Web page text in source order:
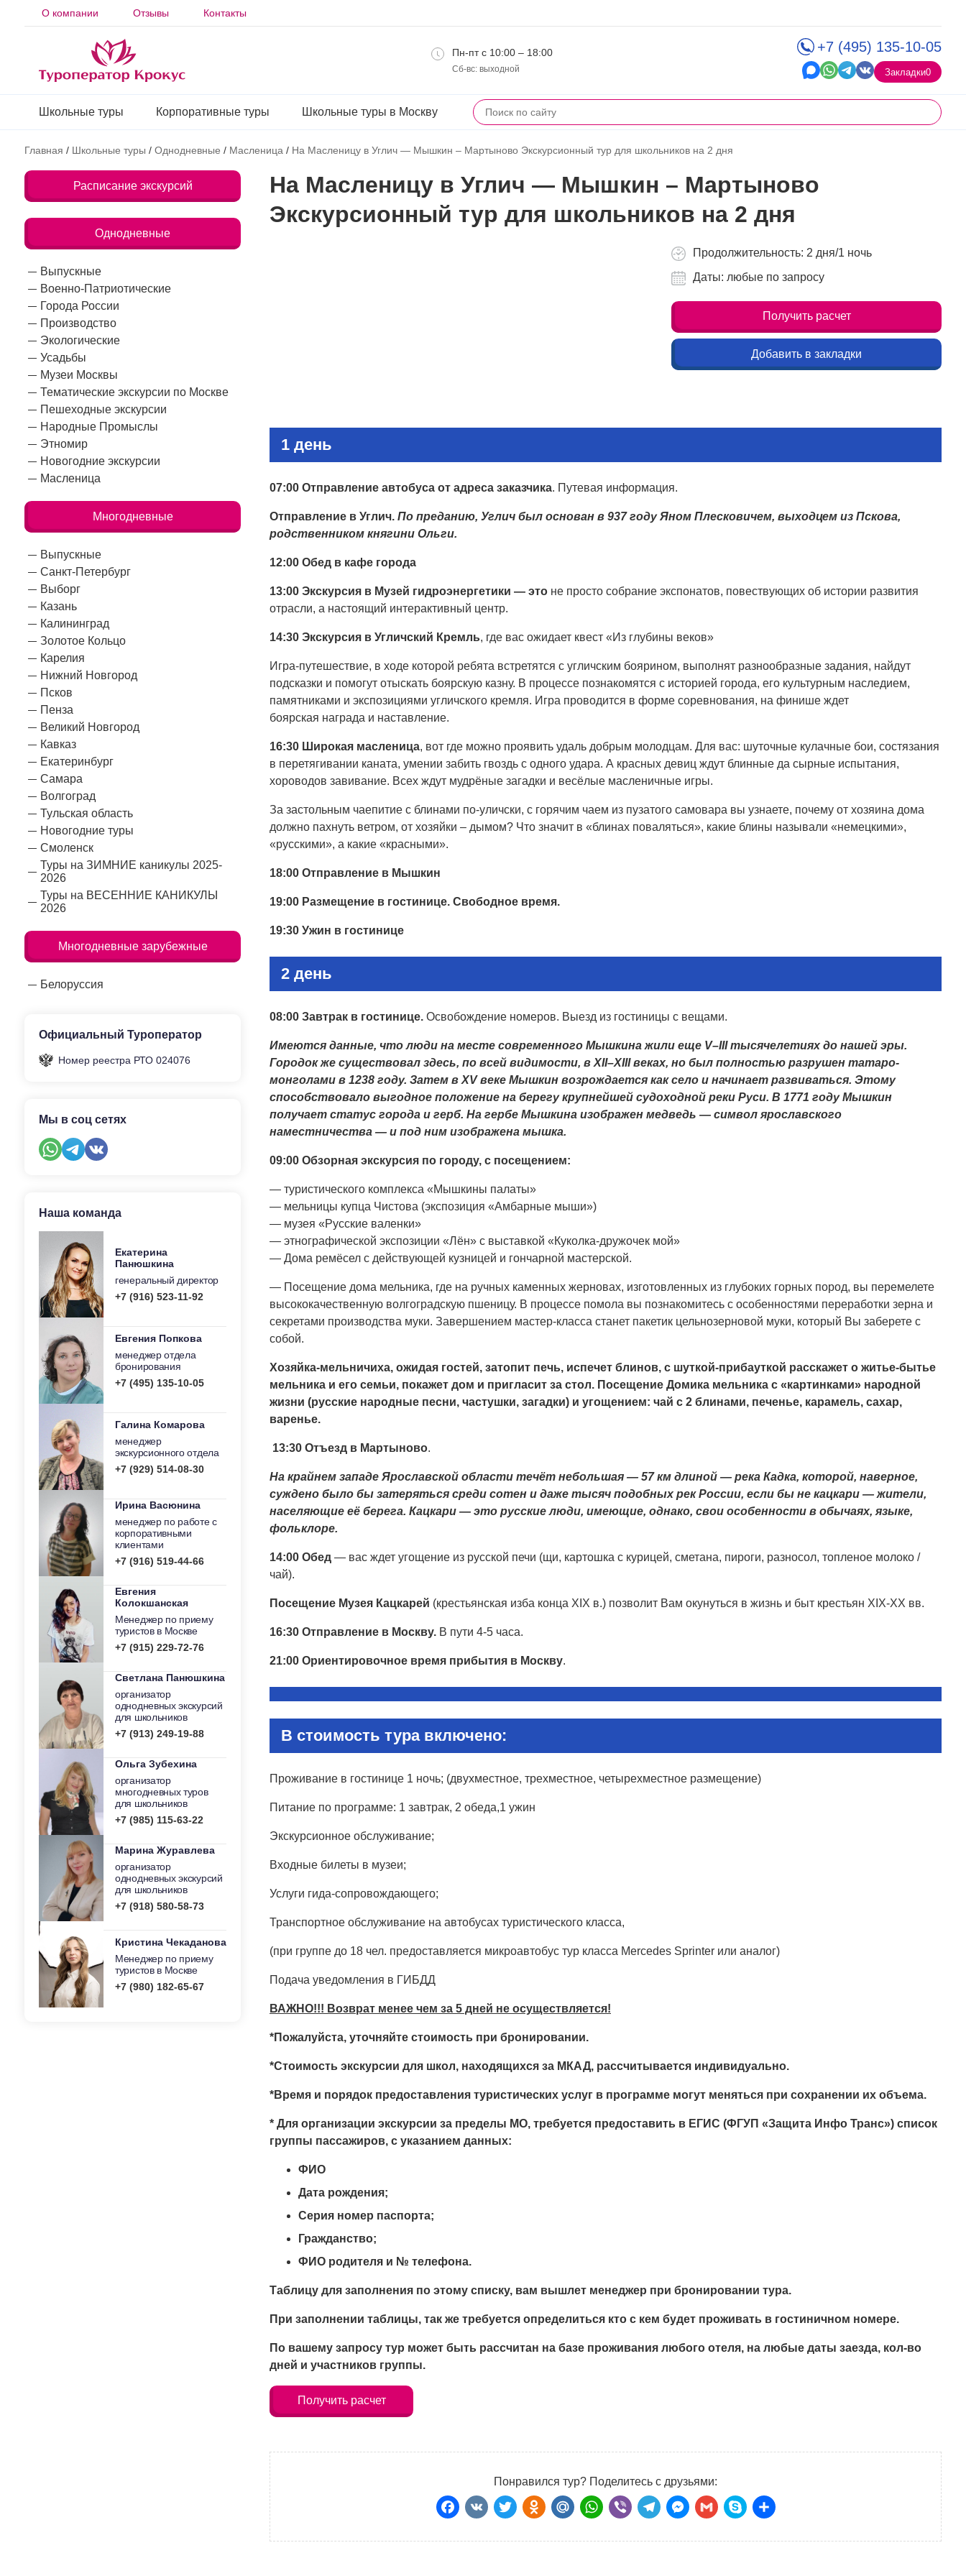
О компании Отзывы Контакты
Пн-пт с 10:00 – 18:00
Сб-вс: выходной
+7 (495) 135-10-05
Закладки0
Школьные туры Корпоративные туры Школьные туры в Москву
Главная / Школьные туры / Однодневные / Масленица / На Масленицу в Углич — Мышкин – Мартыново Экскурсионный тур для школьников на 2 дня
Расписание экскурсий
Однодневные
Выпускные
Военно-Патриотические
Города России
Производство
Экологические
Усадьбы
Музеи Москвы
Тематические экскурсии по Москве
Пешеходные экскурсии
Народные Промыслы
Этномир
Новогодние экскурсии
Масленица
Многодневные
Выпускные
Санкт-Петербург
Выборг
Казань
Калининград
Золотое Кольцо
Карелия
Нижний Новгород
Псков
Пенза
Великий Новгород
Кавказ
Екатеринбург
Самара
Волгоград
Тульская область
Новогодние туры
Смоленск
Туры на ЗИМНИЕ каникулы 2025-
2026
Туры на ВЕСЕННИЕ КАНИКУЛЫ
2026
Многодневные зарубежные
Белоруссия
Официальный Туроператор
Номер реестра РТО 024076
Мы в соц сетях
Наша команда
Екатерина
Панюшкина
генеральный директор
+7 (916) 523-11-92
Евгения Попкова
менеджер отдела
бронирования
+7 (495) 135-10-05
Галина Комарова
менеджер
экскурсионного отдела
+7 (929) 514-08-30
Ирина Васюнина
менеджер по работе с
корпоративными
клиентами
+7 (916) 519-44-66
Евгения
Колокшанская
Менеджер по приему
туристов в Москве
+7 (915) 229-72-76
Светлана Панюшкина
организатор
однодневных экскурсий
для школьников
+7 (913) 249-19-88
Ольга Зубехина
организатор
многодневных туров
для школьников
+7 (985) 115-63-22
Марина Журавлева
организатор
однодневных экскурсий
для школьников
+7 (918) 580-58-73
Кристина Чекаданова
Менеджер по приему
туристов в Москве
+7 (980) 182-65-67
На Масленицу в Углич — Мышкин – Мартыново
Экскурсионный тур для школьников на 2 дня
Продолжительность: 2 дня/1 ночь
Даты: любые по запросу
Получить расчет
Добавить в закладки
1 день
07:00 Отправление автобуса от адреса заказчика. Путевая информация.
Отправление в Углич. По преданию, Углич был основан в 937 году Яном Плесковичем, выходцем из Пскова,
родственником княгини Ольги.
12:00 Обед в кафе города
13:00 Экскурсия в Музей гидроэнергетики — это не просто собрание экспонатов, повествующих об истории развития
отрасли, а настоящий интерактивный центр.
14:30 Экскурсия в Угличский Кремль, где вас ожидает квест «Из глубины веков»
Игра-путешествие, в ходе которой ребята встретятся с угличским боярином, выполнят разнообразные задания, найдут
подсказки и помогут отыскать боярскую казну. В процессе познакомятся с историей города, его культурным наследием,
памятниками и экспозициями угличского кремля. Игра проводится в форме соревнования, на финише ждет
боярская награда и наставление.
16:30 Широкая масленица, вот где можно проявить удаль добрым молодцам. Для вас: шуточные кулачные бои, состязания
в перетягивании каната, умении забить гвоздь с одного удара. А красных девиц ждут блинные да сырные испытания,
хороводов завивание. Всех ждут мудрёные загадки и весёлые масленичные игры.
За застольным чаепитие с блинами по-уличски, с горячим чаем из пузатого самовара вы узнаете, почему от хозяина дома
должно пахнуть ветром, от хозяйки – дымом? Что значит в «блинах поваляться», какие блины называли «немецкими»,
«русскими», а какие «красными».
18:00 Отправление в Мышкин
19:00 Размещение в гостинице. Свободное время.
19:30 Ужин в гостинице
2 день
08:00 Завтрак в гостинице. Освобождение номеров. Выезд из гостиницы с вещами.
Имеются данные, что люди на месте современного Мышкина жили еще V–III тысячелетиях до нашей эры.
Городок же существовал здесь, по всей видимости, в XII–XIII веках, но был полностью разрушен татаро-
монголами в 1238 году. Затем в XV веке Мышкин возрождается как село и начинает развиваться. Этому
способствовало выгодное положение на берегу крупнейшей судоходной реки Руси. В 1771 году Мышкин
получает статус города и герб. На гербе Мышкина изображен медведь — символ ярославского
наместничества — и под ним изображена мышка.
09:00 Обзорная экскурсия по городу, с посещением:
— туристичеcкого комплекса «Мышкины палаты»
— мельницы купца Чистова (экспозиция «Амбарные мыши»)
— музея «Русские валенки»
— этнографической экспозиции «Лён» с выставкой «Куколка-дружочек мой»
— Дома ремёсел с действующей кузницей и гончарной мастерской.
— Посещение дома мельника, где на ручных каменных жерновах, изготовленных из глубоких горных пород, вы перемелете
высококачественную волгоградскую пшеницу. В процессе помола вы познакомитесь с особенностями переработки зерна и
секретами производства муки. Завершением мастер-класса станет пакетик цельнозерновой муки, который Вы заберете с
собой.
Хозяйка-мельничиха, ожидая гостей, затопит печь, испечет блинов, с шуткой-прибауткой расскажет о житье-бытье
мельника и его семьи, покажет дом и пригласит за стол. Посещение Домика мельника с «картинками» народной
жизни (русские народные песни, частушки, загадки) и угощением: чай с 2 блинами, печенье, карамель, сахар,
варенье.
13:30 Отъезд в Мартыново.
На крайнем западе Ярославской области течёт небольшая — 57 км длиной — река Кадка, которой, наверное,
суждено было бы затеряться среди сотен и даже тысяч подобных рек России, если бы не кацкари — жители,
населяющие её берега. Кацкари — это русские люди, имеющие, однако, свои особенности в обычаях, языке,
фольклоре.
14:00 Обед — вас ждет угощение из русской печи (щи, картошка с курицей, сметана, пироги, разносол, топленое молоко /
чай).
Посещение Музея Кацкарей (крестьянская изба конца ХIХ в.) позволит Вам окунуться в жизнь и быт крестьян ХIХ-ХХ вв.
16:30 Отправление в Москву. В пути 4-5 часа.
21:00 Ориентировочное время прибытия в Москву.
В стоимость тура включено:
Проживание в гостинице 1 ночь; (двухместное, трехместное, четырехместное размещение)
Питание по программе: 1 завтрак, 2 обеда,1 ужин
Экскурсионное обслуживание;
Входные билеты в музеи;
Услуги гида-сопровождающего;
Транспортное обслуживание на автобусах туристического класса,
(при группе до 18 чел. предоставляется микроавтобус тур класса Mercedes Sprinter или аналог)
Подача уведомления в ГИБДД
ВАЖНО!!! Возврат менее чем за 5 дней не осуществляется!
*Пожалуйста, уточняйте стоимость при бронировании.
*Стоимость экскурсии для школ, находящихся за МКАД, рассчитывается индивидуально.
*Время и порядок предоставления туристических услуг в программе могут меняться при сохранении их объема.
* Для организации экскурсии за пределы МО, требуется предоставить в ЕГИС (ФГУП «Защита Инфо Транс») список
группы пассажиров, с указанием данных:
ФИО
Дата рождения;
Серия номер паспорта;
Гражданство;
ФИО родителя и № телефона.
Таблицу для заполнения по этому списку, вам вышлет менеджер при бронировании тура.
При заполнении таблицы, так же требуется определиться кто с кем будет проживать в гостиничном номере.
По вашему запросу тур может быть рассчитан на базе проживания любого отеля, на любые даты заезда, кол-во
дней и участников группы.
Получить расчет
Понравился тур? Поделитесь с друзьями: